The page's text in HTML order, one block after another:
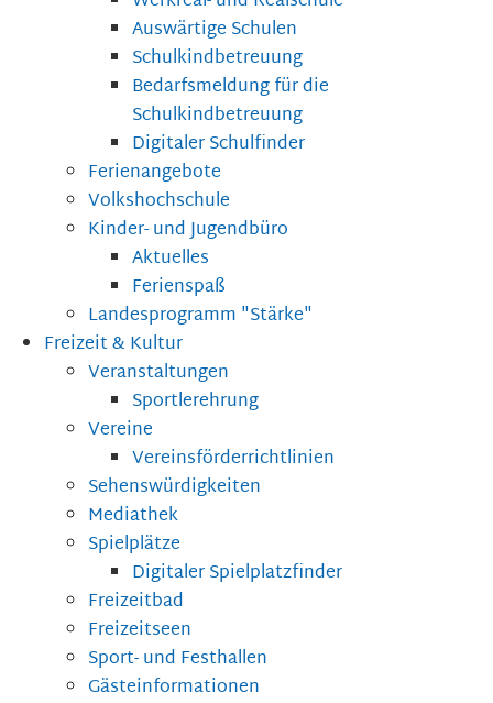
Auswärtige Schulen
Schulkindbetreuung
Bedarfsmeldung für die
Schulkindbetreuung
Digitaler Schulfinder
Ferienangebote
Volkshochschule
Kinder- und Jugendbüro
Aktuelles
Ferienspaß
Landesprogramm "Stärke"
Freizeit & Kultur
Veranstaltungen
Sportlerehrung
Vereine
Vereinsförderrichtlinien
Sehenswürdigkeiten
Mediathek
Spielplätze
Digitaler Spielplatzfinder
Freizeitbad
Freizeitseen
Sport- und Festhallen
Gästeinformationen